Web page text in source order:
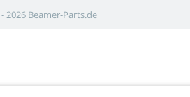
2026 Beamer-Parts.de